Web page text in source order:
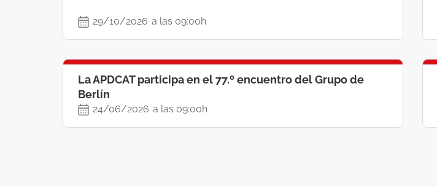
29/10/2026 a las 09:00h
La APDCAT participa en el 77.º encuentro del Grupo de
Berlín
24/06/2026 a las 09:00h